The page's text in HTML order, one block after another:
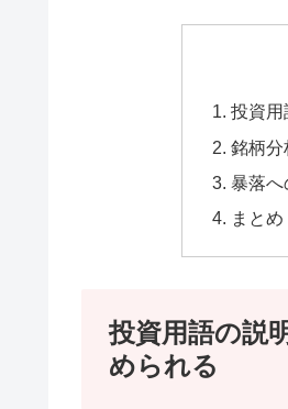
投資用
銘柄分
暴落へ
まと
投資用語の説
められる